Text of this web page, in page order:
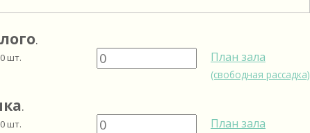
.
шт. План зала
(свободная рассадка)
.
шт. План зала